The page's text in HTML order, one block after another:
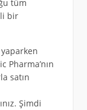
tüm
bir
Pharma’nın
satın
Şimdi